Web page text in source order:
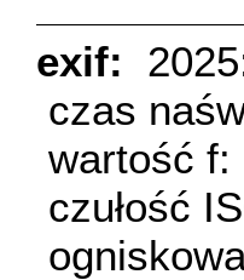
exif:
czas
wartość f:
czułość